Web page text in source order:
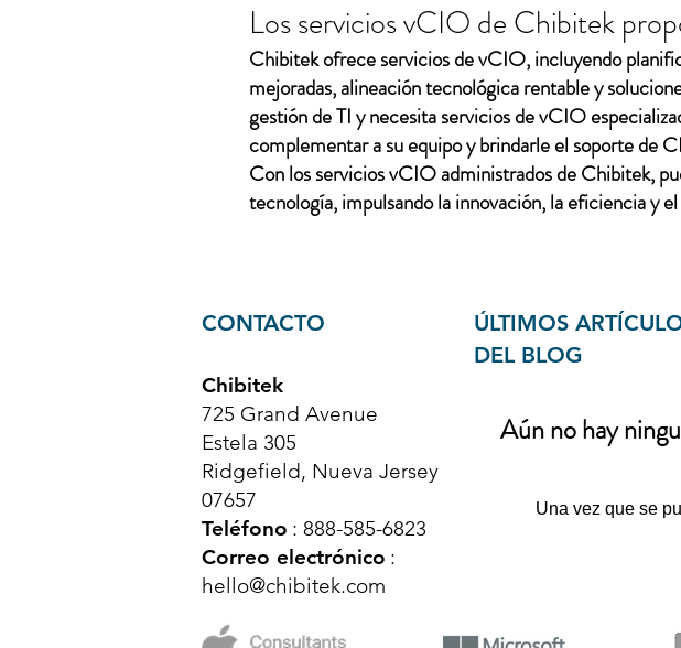
Los servicios vCIO de Chibitek
Chibitek ofrece servicios de vCIO, incluyendo
mejoradas, alineación tecnológica rentable y
gestión de TI y necesita servicios de vCIO
complementar a su equipo y brindarle el soporte de
Con los servicios vCIO administrados de Chibitek,
tecnología, impulsando la innovación, la eficiencia y
CONTACTO
Chibitek
725 Grand Avenue
Estela 305
Ridgefield, Nueva Jersey
07657
Teléfono : 888-585-6823
Correo electrónico :
hello@chibitek.com
ÚLTIMOS
DEL BLOG
Aún no hay
Una vez que se